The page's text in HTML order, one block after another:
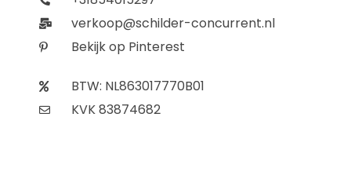
verkoop@schilder-concurrent.nl
Bekijk op Pinterest
BTW: NL863017770B01
KVK 83874682